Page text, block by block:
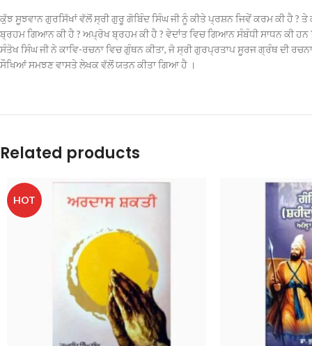
ਕੁੱਝ ਸੂਝਵਾਨ ਗੁਰਸਿੱਖਾਂ ਵੱਲੋਂ ਸ੍ਰੀ ਗੁਰੂ ਗੋਬਿੰਦ ਸਿੰਘ ਜੀ ਨੂੰ ਕੀਤੇ ਪ੍ਰਸ਼ਨ ਜਿਵੇਂ ਕਰਮ ਕੀ ਹੈ ?
ਬ੍ਰਹਮ ਗਿਆਨ ਕੀ ਹੈ ? ਅਪ੍ਰੋਖ ਬ੍ਰਹਮ ਕੀ ਹੈ ? ਵੇਦਾਂਤ ਵਿਚ ਗਿਆਨ ਸੰਬੰਧੀ ਸਾਧਨ ਕੀ
ਸੰਤੋਖ ਸਿੰਘ ਜੀ ਨੇ ਕਾਵਿ-ਰਚਨਾ ਵਿਚ ਗੁੰਥਨ ਕੀਤਾ, ਜੋ ਸ੍ਰੀ ਗੁਰਪ੍ਰਤਾਪ ਸੂਰਜ ਗ੍ਰੰਥ ਦੀ
ਸੌਖਿਆਂ ਸਮਝਣ ਵਾਸਤੇ ਲੇਖਕ ਵੱਲੋਂ ਯਤਨ ਕੀਤਾ ਗਿਆ ਹੈ ।
Related products
HOT